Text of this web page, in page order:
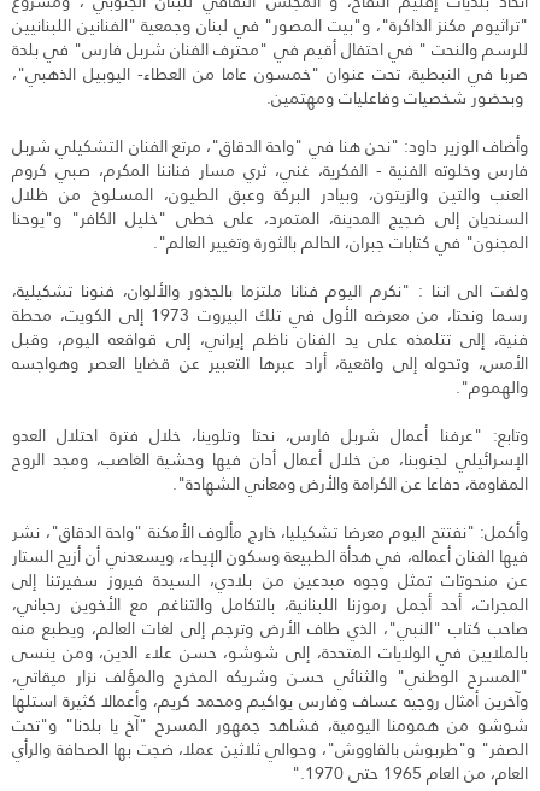
"تراثيوم مكنز الذاكرة"، و"بيت المصور" في لبنان وجمعية "الفنانين اللبنانيين
للرسم والنحت " في احتفال أقيم في "محترف الفنان شربل فارس" في بلدة
صربا في النبطية، تحت عنوان "خمسون عاما من العطاء- اليوبيل الذهبي"،
وبحضور شخصيات وفاعليات ومهتمين.
وأضاف الوزير داود: "نحن هنا في "واحة الدقاق"، مرتع الفنان التشكيلي شربل
فارس وخلوته الفنية - الفكرية، غني، ثري مسار فناننا المكرم، صبي كروم
العنب والتين والزيتون، وبيادر البركة وعبق الطيون، المسلوخ من ظلال
السنديان إلى ضجيج المدينة، المتمرد، على خطى "خليل الكافر" و"يوحنا
المجنون" في كتابات جبران، الحالم بالثورة وتغيير العالم".
ولفت الى اننا : "نكرم اليوم فنانا ملتزما بالجذور والألوان، فنونا تشكيلية،
رسما ونحتا، من معرضه الأول في تلك البيروت 1973 إلى الكويت، محطة
فنية، إلى تتلمذه على يد الفنان ناظم إيراني، إلى قواقعه اليوم، وقبل
الأمس، وتحوله إلى واقعية، أراد عبرها التعبير عن قضايا العصر وهواجسه
والهموم".
وتابع: "عرفنا أعمال شربل فارس، نحتا وتلوينا، خلال فترة احتلال العدو
الإسرائيلي لجنوبنا، من خلال أعمال أدان فيها وحشية الغاصب، ومجد الروح
المقاومة، دفاعا عن الكرامة والأرض ومعاني الشهادة".
وأكمل: "نفتتح اليوم معرضا تشكيليا، خارج مألوف الأمكنة "واحة الدقاق"، نشر
فيها الفنان أعماله، في هدأة الطبيعة وسكون الإيحاء، ويسعدني أن أزيح الستار
عن منحوتات تمثل وجوه مبدعين من بلادي، السيدة فيروز سفيرتنا إلى
المجرات، أحد أجمل رموزنا اللبنانية، بالتكامل والتناغم مع الأخوين رحباني،
صاحب كتاب "النبي"، الذي طاف الأرض وترجم إلى لغات العالم، ويطبع منه
بالملايين في الولايات المتحدة، إلى شوشو، حسن علاء الدين، ومن ينسى
"المسرح الوطني" والثنائي حسن وشريكه المخرج والمؤلف نزار ميقاتي،
وآخرين أمثال روجيه عساف وفارس يواكيم ومحمد كريم، وأعمالا كثيرة استلها
شوشو من همومنا اليومية، فشاهد جمهور المسرح "آخ يا بلدنا" و"تحت
الصفر" و"طربوش بالقاووش"، وحوالي ثلاثين عملا، ضجت بها الصحافة والرأي
العام، من العام 1965 حتى 1970."